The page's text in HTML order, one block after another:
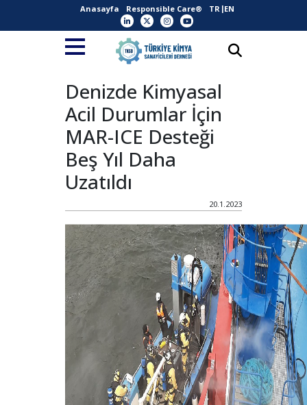
Anasayfa Responsible Care® TR EN
Denizde Kimyasal
Acil Durumlar İçin
MAR-ICE Desteği
Beş Yıl Daha
Uzatıldı
20.1.2023